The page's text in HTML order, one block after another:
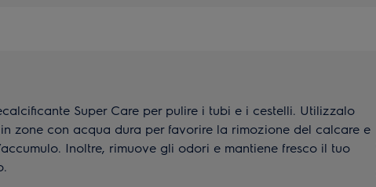
Super Care per pulire i tubi e i cestelli. Utilizzalo
zone con acqua dura per favorire la rimozione del calcare e
Inoltre, rimuove gli odori e mantiene fresco il tuo